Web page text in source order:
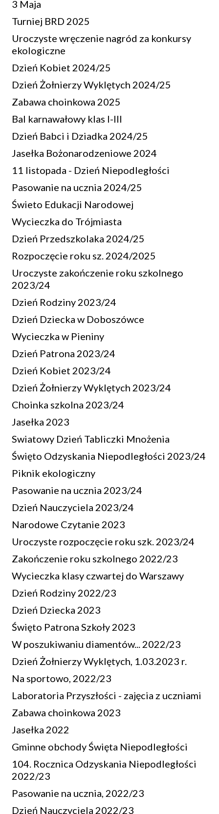
3 Maja
Turniej BRD 2025
Uroczyste wręczenie nagród za konkursy
ekologiczne
Dzień Kobiet 2024/25
Dzień Żołnierzy Wyklętych 2024/25
Zabawa choinkowa 2025
Bal karnawałowy klas I-III
Dzień Babci i Dziadka 2024/25
Jasełka Bożonarodzeniowe 2024
11 listopada - Dzień Niepodległości
Pasowanie na ucznia 2024/25
Świeto Edukacji Narodowej
Wycieczka do Trójmiasta
Dzień Przedszkolaka 2024/25
Rozpoczęcie roku sz. 2024/2025
Uroczyste zakończenie roku szkolnego
2023/24
Dzień Rodziny 2023/24
Dzień Dziecka w Doboszówce
Wycieczka w Pieniny
Dzień Patrona 2023/24
Dzień Kobiet 2023/24
Dzień Żołnierzy Wyklętych 2023/24
Choinka szkolna 2023/24
Jasełka 2023
Swiatowy Dzień Tabliczki Mnożenia
Święto Odzyskania Niepodległości 2023/24
Piknik ekologiczny
Pasowanie na ucznia 2023/24
Dzień Nauczyciela 2023/24
Narodowe Czytanie 2023
Uroczyste rozpoczęcie roku szk. 2023/24
Zakończenie roku szkolnego 2022/23
Wycieczka klasy czwartej do Warszawy
Dzień Rodziny 2022/23
Dzień Dziecka 2023
Święto Patrona Szkoły 2023
W poszukiwaniu diamentów... 2022/23
Dzień Żołnierzy Wyklętych, 1.03.2023 r.
Na sportowo, 2022/23
Laboratoria Przyszłości - zajęcia z uczniami
Zabawa choinkowa 2023
Jasełka 2022
Gminne obchody Święta Niepodległości
104. Rocznica Odzyskania Niepodległości
2022/23
Pasowanie na ucznia, 2022/23
Dzień Nauczyciela 2022/23